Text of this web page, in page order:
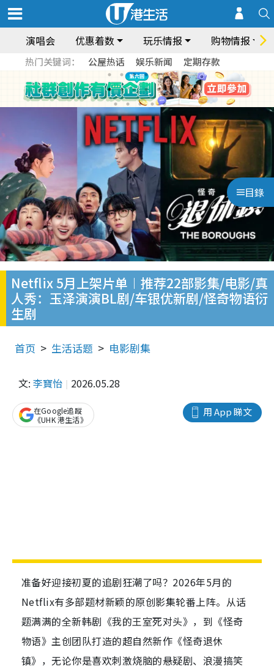
演唱会 优惠着数 玩乐情报 购物情报
热门关键词： 公屋热话 娱乐新闻 定期存款
目錄
Netflix 5月上架片单︱推荐22部影集/电影/真
人秀：玉泽演演BL剧/车银优新剧/怪奇物语衍
生剧
首页 生活话题 电影剧集
文: 李寶怡 2026.05.28
用 App 睇文
在Google追蹤
《UHK 港生活》
准备好迎接初夏的追剧狂潮了吗？2026年5月的
Netflix有多部题材新颖的原创影集轮番上阵。从话
题满满的全新韩剧《我的王室死对头》，到《怪奇
物语》主创团队打造的超自然新作《怪奇退休
镇》，无论你是喜欢刺激烧脑的悬疑剧、浪漫搞笑